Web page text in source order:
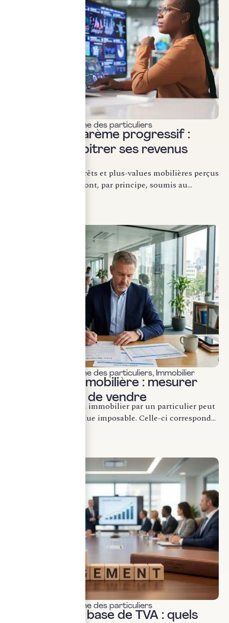
Fiscalité & patrimoine des particuliers
Flat tax ou barème progressif :
comment arbitrer ses revenus
Les dividendes, intérêts et plus-values mobilières perçus
par les particuliers sont, par principe, soumis au...
Fiscalité & patrimoine des particuliers, Immobilier
Plus-value immobilière : mesurer
l’impôt avant de vendre
La cession d’un bien immobilier par un particulier peut
générer une plus-value imposable. Celle-ci correspond...
Fiscalité & patrimoine des particuliers
Franchise en base de TVA : quels